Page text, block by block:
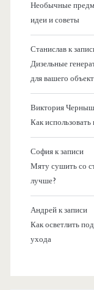
Необычные
идеи и советы
Станиславк
Дизельные
для вашего
Виктория
Как
Софияк записи
Мяту сушить со
лучше?
Андрейк записи
Как осветлить
ухода